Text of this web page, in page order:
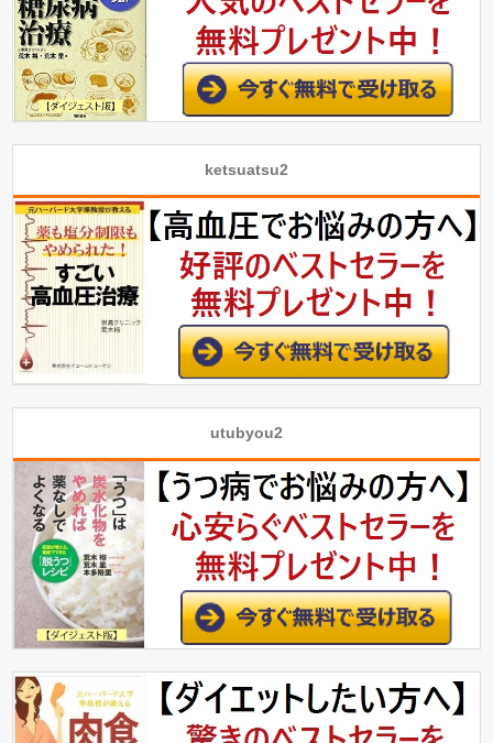
ketsuatsu2
utubyou2